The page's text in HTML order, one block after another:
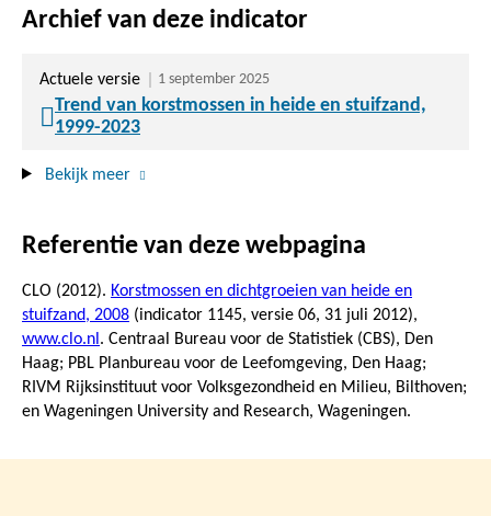
Archief van deze indicator
Actuele versie 1 september 2025
Trend van korstmossen in heide en stuifzand,
1999-2023
Bekijk meer
Referentie van deze webpagina
CLO (2012). Korstmossen en dichtgroeien van heide en
stuifzand, 2008 (indicator 1145, versie 06, 31 juli 2012),
www.clo.nl . Centraal Bureau voor de Statistiek (CBS), Den
Haag; PBL Planbureau voor de Leefomgeving, Den Haag;
RIVM Rijksinstituut voor Volksgezondheid en Milieu, Bilthoven;
en Wageningen University and Research, Wageningen.